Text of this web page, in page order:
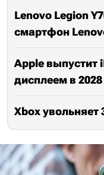
Lenovo Legion
смартфон
Apple
дисплеем в 2028
Xbox увольняет